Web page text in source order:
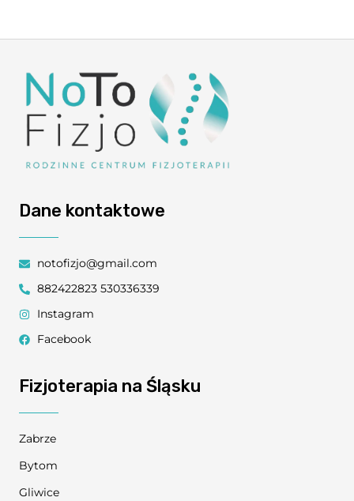
Dane kontaktowe
notofizjo@gmail.com
882422823 530336339
Instagram
Facebook
Fizjoterapia na Śląsku
Zabrze
Bytom
Gliwice